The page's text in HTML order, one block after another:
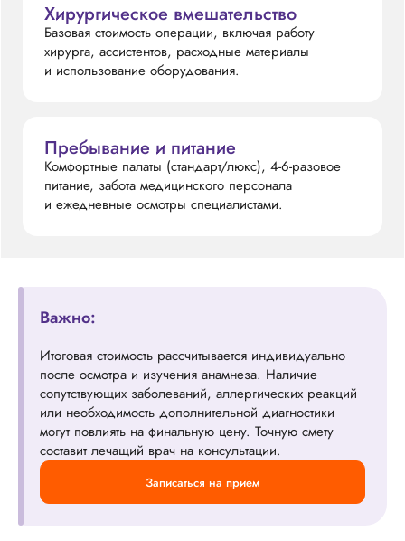
Хирургическое вмешательство
Базовая стоимость операции, включая работу
хирурга, ассистентов, расходные материалы
и использование оборудования.
Пребывание и питание
Комфортные палаты (стандарт/люкс), 4-6-разовое
питание, забота медицинского персонала
и ежедневные осмотры специалистами.
Важно:
Итоговая стоимость рассчитывается индивидуально
после осмотра и изучения анамнеза. Наличие
сопутствующих заболеваний, аллергических реакций
или необходимость дополнительной диагностики
могут повлиять на финальную цену. Точную смету
составит лечащий врач на консультации.
Записаться на прием